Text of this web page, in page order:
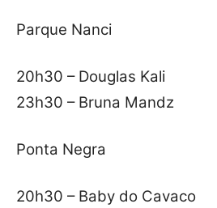
Parque Nanci
20h30 – Douglas Kali
23h30 – Bruna Mandz
Ponta Negra
20h30 – Baby do Cavaco